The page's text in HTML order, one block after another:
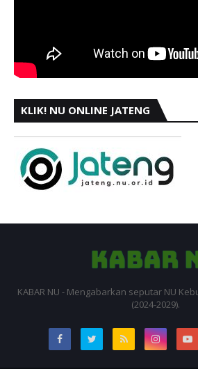
KLIK! NU ONLINE JATENG
KABAR NU - Mengabarkan seputar NU
(2024-2029).